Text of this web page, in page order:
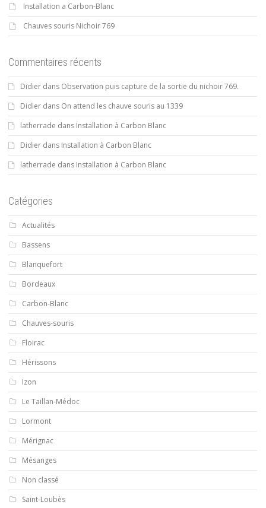
Installation a Carbon-Blanc
Chauves souris Nichoir 769
Commentaires récents
Didier dans Observation puis capture de la sortie du nichoir 769.
Didier dans On attend les chauve souris au 1339
latherrade dans Installation à Carbon Blanc
Didier dans Installation à Carbon Blanc
latherrade dans Installation à Carbon Blanc
Catégories
Actualités
Bassens
Blanquefort
Bordeaux
Carbon-Blanc
Chauves-souris
Floirac
Hérissons
Izon
Le Taillan-Médoc
Lormont
Mérignac
Mésanges
Non classé
Saint-Loubès